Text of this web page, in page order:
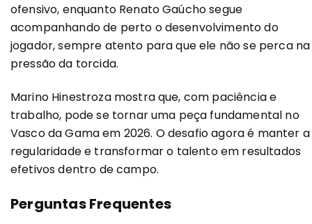
ofensivo, enquanto Renato Gaúcho segue
acompanhando de perto o desenvolvimento do
jogador, sempre atento para que ele não se perca na
pressão da torcida.
Marino Hinestroza mostra que, com paciência e
trabalho, pode se tornar uma peça fundamental no
Vasco da Gama em 2026. O desafio agora é manter a
regularidade e transformar o talento em resultados
efetivos dentro de campo.
Perguntas Frequentes